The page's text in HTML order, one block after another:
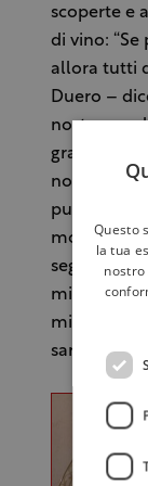
scoperte e
di vino:
allora tutti
Duero –
nostra,
grado di
nostri
puntando
molto più
segno che
miei vini
mi
sardi e
Questo
la tua